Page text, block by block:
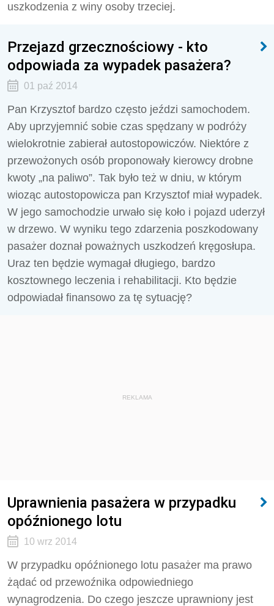
uszkodzenia z winy osoby trzeciej.
Przejazd grzecznościowy - kto
odpowiada za wypadek pasażera?
01 paź 2014
Pan Krzysztof bardzo często jeździ samochodem.
Aby uprzyjemnić sobie czas spędzany w podróży
wielokrotnie zabierał autostopowiczów. Niektóre z
przewożonych osób proponowały kierowcy drobne
kwoty „na paliwo”. Tak było też w dniu, w którym
wioząc autostopowicza pan Krzysztof miał wypadek.
W jego samochodzie urwało się koło i pojazd uderzył
w drzewo. W wyniku tego zdarzenia poszkodowany
pasażer doznał poważnych uszkodzeń kręgosłupa.
Uraz ten będzie wymagał długiego, bardzo
kosztownego leczenia i rehabilitacji. Kto będzie
odpowiadał finansowo za tę sytuację?
REKLAMA
Uprawnienia pasażera w przypadku
opóźnionego lotu
10 wrz 2014
W przypadku opóźnionego lotu pasażer ma prawo
żądać od przewoźnika odpowiedniego
wynagrodzenia. Do czego jeszcze uprawniony jest